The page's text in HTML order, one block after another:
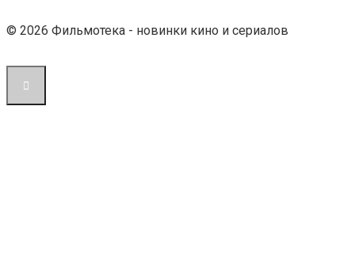
© 2026 Фильмотека - новинки кино и сериалов